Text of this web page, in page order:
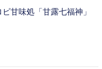
甘味処「甘露七福神」